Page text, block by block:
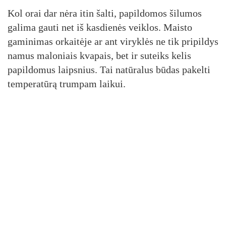
Kol orai dar nėra itin šalti, papildomos šilumos
galima gauti net iš kasdienės veiklos. Maisto
gaminimas orkaitėje ar ant viryklės ne tik pripildys
namus maloniais kvapais, bet ir suteiks kelis
papildomus laipsnius. Tai natūralus būdas pakelti
temperatūrą trumpam laikui.